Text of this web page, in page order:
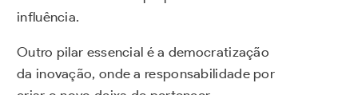
influência.
Outro pilar essencial é a democratização
da inovação, onde a responsabilidade por